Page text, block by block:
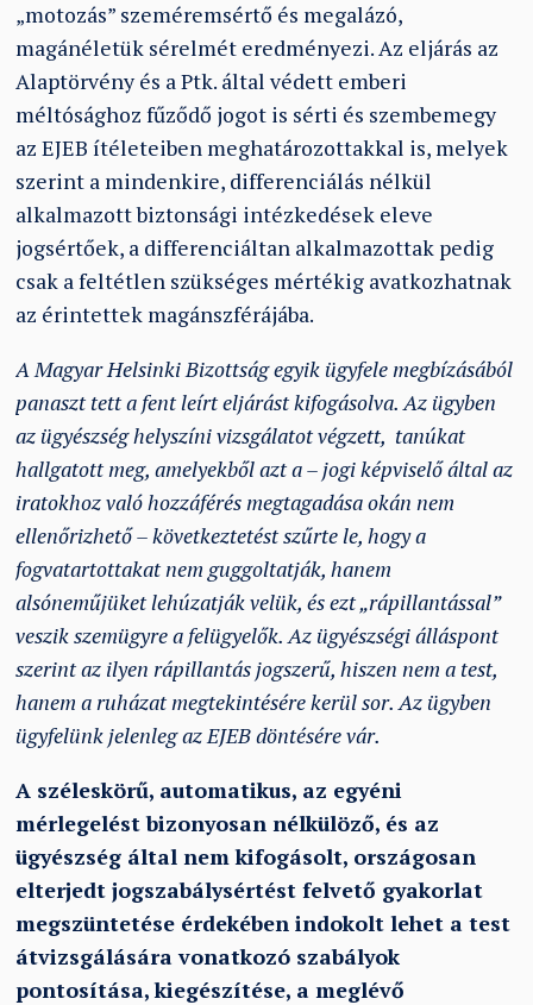
„motozás” szeméremsértő és megalázó,
magánéletük sérelmét eredményezi. Az eljárás az
Alaptörvény és a Ptk. által védett emberi
méltósághoz fűződő jogot is sérti és szembemegy
az EJEB ítéleteiben meghatározottakkal is, melyek
szerint a mindenkire, differenciálás nélkül
alkalmazott biztonsági intézkedések eleve
jogsértőek, a differenciáltan alkalmazottak pedig
csak a feltétlen szükséges mértékig avatkozhatnak
az érintettek magánszférájába.
A Magyar Helsinki Bizottság egyik ügyfele megbízásából
panaszt tett a fent leírt eljárást kifogásolva. Az ügyben
az ügyészség helyszíni vizsgálatot végzett, tanúkat
hallgatott meg, amelyekből azt a – jogi képviselő által az
iratokhoz való hozzáférés megtagadása okán nem
ellenőrizhető – következtetést szűrte le, hogy a
fogvatartottakat nem guggoltatják, hanem
alsóneműjüket lehúzatják velük, és ezt „rápillantással”
veszik szemügyre a felügyelők. Az ügyészségi álláspont
szerint az ilyen rápillantás jogszerű, hiszen nem a test,
hanem a ruházat megtekintésére kerül sor. Az ügyben
ügyfelünk jelenleg az EJEB döntésére vár.
A széleskörű, automatikus, az egyéni
mérlegelést bizonyosan nélkülöző, és az
ügyészség által nem kifogásolt, országosan
elterjedt jogszabálysértést felvető gyakorlat
megszüntetése érdekében indokolt lehet a test
átvizsgálására vonatkozó szabályok
pontosítása, kiegészítése, a meglévő